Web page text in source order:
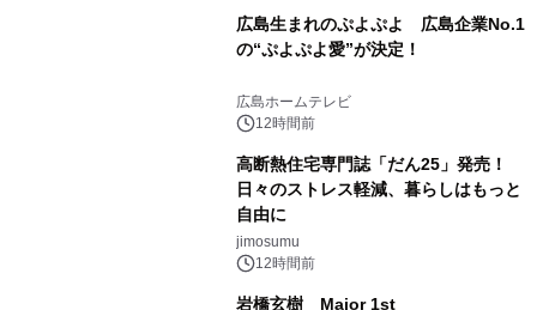
広島生まれのぷよぷよ 広島企業No.1
の“ぷよぷよ愛”が決定！
広島ホームテレビ
12時間前
高断熱住宅専門誌「だん25」発売！
日々のストレス軽減、暮らしはもっと
自由に
jimosumu
12時間前
岩橋玄樹 Major 1st